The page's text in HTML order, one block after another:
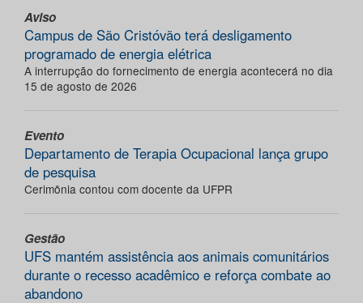
Aviso
Campus de São Cristóvão terá desligamento
programado de energia elétrica
A interrupção do fornecimento de energia acontecerá no dia
15 de agosto de 2026
Evento
Departamento de Terapia Ocupacional lança grupo
de pesquisa
Cerimônia contou com docente da UFPR
Gestão
UFS mantém assistência aos animais comunitários
durante o recesso acadêmico e reforça combate ao
abandono